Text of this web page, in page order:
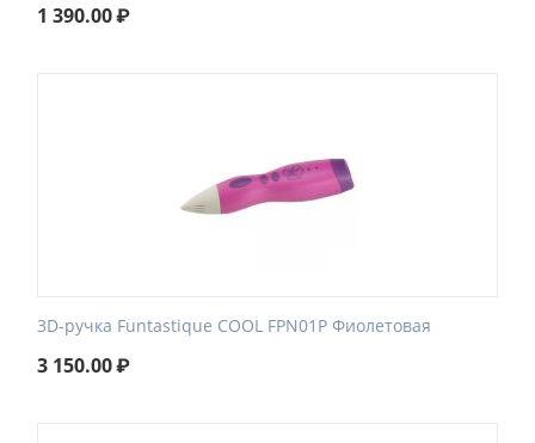
1 390.00₽
3D-ручка Funtastique COOL FPN01P Фиолетовая
3 150.00₽